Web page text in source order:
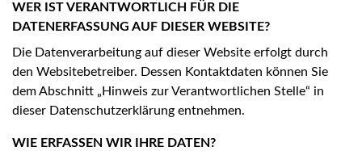
WER IST VERANTWORTLICH FÜR DIE
DATENERFASSUNG AUF DIESER WEBSITE?
Die Datenverarbeitung auf dieser Website erfolgt durch
den Websitebetreiber. Dessen Kontaktdaten können Sie
dem Abschnitt „Hinweis zur Verantwortlichen Stelle“ in
dieser Datenschutzerklärung entnehmen.
WIE ERFASSEN WIR IHRE DATEN?